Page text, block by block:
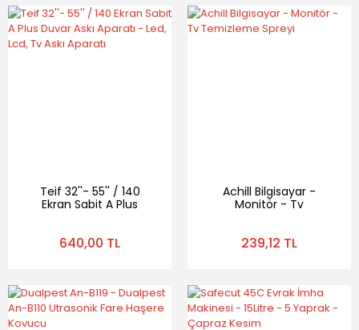
Teif 32''- 55'' / 140
Ekran Sabit A Plus
640,00 TL
Achill Bilgisayar -
Monitör - Tv
239,12 TL